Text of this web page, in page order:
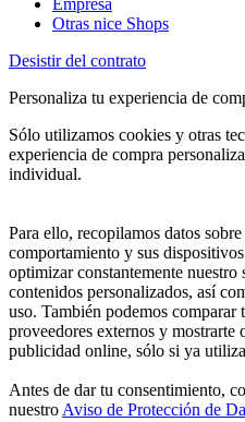
Empresa
Otras nice Shops
Desistir del contrato
Personaliza tu experiencia de
Sólo utilizamos cookies y otras
experiencia de compra
individual.
Para ello, recopilamos datos
comportamiento y sus
optimizar constantemente
contenidos personalizados, así
uso. También podemos comparar
proveedores externos y mostrarte
publicidad online, sólo si ya
Antes de dar tu consentimiento,
nuestroAviso de Protección de